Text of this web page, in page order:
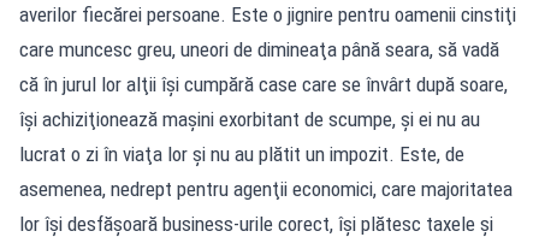
averilor fiecărei persoane. Este o jignire pentru oamenii cinstiţi
care muncesc greu, uneori de dimineaţa până seara, să vadă
că în jurul lor alţii îşi cumpără case care se învârt după soare,
îşi achiziţionează maşini exorbitant de scumpe, şi ei nu au
lucrat o zi în viaţa lor şi nu au plătit un impozit. Este, de
asemenea, nedrept pentru agenţii economici, care majoritatea
lor îşi desfăşoară business-urile corect, îşi plătesc taxele şi